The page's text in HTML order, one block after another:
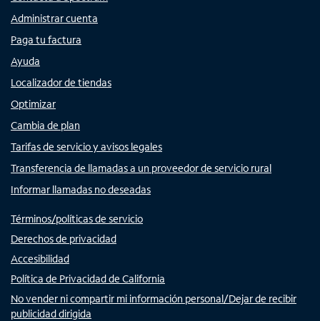
Administrar cuenta
Paga tu factura
Ayuda
Localizador de tiendas
Optimizar
Cambia de plan
Tarifas de servicio y avisos legales
Transferencia de llamadas a un proveedor de servicio rural
Informar llamadas no deseadas
Términos/políticas de servicio
Derechos de privacidad
Accesibilidad
Política de Privacidad de California
No vender ni compartir mi información personal/Dejar de recibir
publicidad dirigida